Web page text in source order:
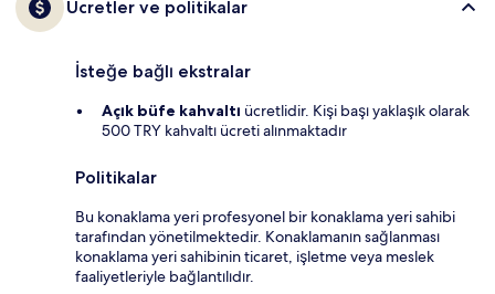
Ücretler ve politikalar
İsteğe bağlı ekstralar
Açık büfe kahvaltı ücretlidir. Kişi başı yaklaşık olarak
500 TRY kahvaltı ücreti alınmaktadır
Politikalar
Bu konaklama yeri profesyonel bir konaklama yeri sahibi
tarafından yönetilmektedir. Konaklamanın sağlanması
konaklama yeri sahibinin ticaret, işletme veya meslek
faaliyetleriyle bağlantılıdır.